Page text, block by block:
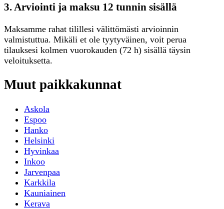
3. Arviointi ja maksu 12 tunnin sisällä
Maksamme rahat tilillesi välittömästi arvioinnin
valmistuttua. Mikäli et ole tyytyväinen, voit perua
tilauksesi kolmen vuorokauden (72 h) sisällä täysin
veloituksetta.
Muut paikkakunnat
Askola
Espoo
Hanko
Helsinki
Hyvinkaa
Inkoo
Jarvenpaa
Karkkila
Kauniainen
Kerava